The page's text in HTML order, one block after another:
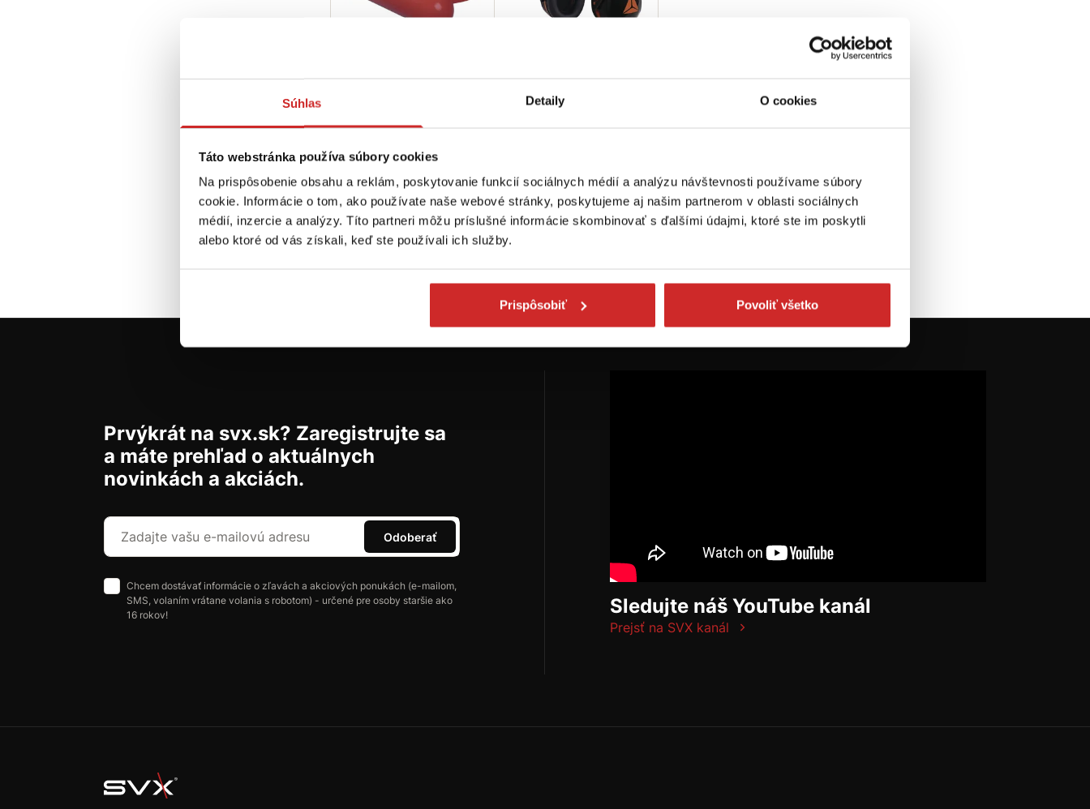
Súhlas Detaily O cookies
Táto webstránka používa súbory cookies
Na prispôsobenie obsahu a reklám, poskytovanie funkcií sociálnych médií a analýzu návštevnosti používame súbory
cookie. Informácie o tom, ako používate naše webové stránky, poskytujeme aj našim partnerom v oblasti sociálnych
médií, inzercie a analýzy. Títo partneri môžu príslušné informácie skombinovať s ďalšími údajmi, ktoré ste im poskytli
alebo ktoré od vás získali, keď ste používali ich služby.
Prispôsobiť Povoliť všetko
Rozmer (UNI): UNI
prostriedky
Farba: červená
Nie je skladom
Dopytovať dostupnosť
19,22 €
Farba: čierna
Skladom 2 ks
Prvýkrát na svx.sk? Zaregistrujte sa
a máte prehľad o aktuálnych
novinkách a akciách.
Odoberať
Chcem dostávať informácie o zľavách a akciových ponukách (e-mailom,
SMS, volaním vrátane volania s robotom) - určené pre osoby staršie ako
16 rokov!
Sledujte náš YouTube kanál
Prejsť na SVX kanál